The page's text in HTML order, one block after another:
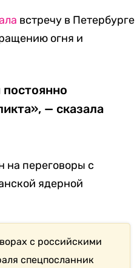
встречу в Петербурге
огня и
— сказала
на переговоры с
ядерной
с российскими
спецпосланник